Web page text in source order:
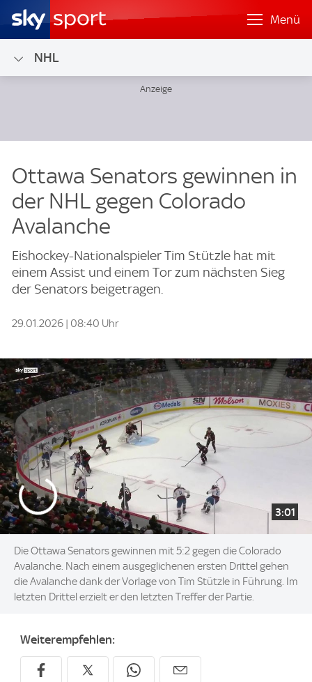
Menü
NHL
Ottawa Senators gewinnen in
der NHL gegen Colorado
Avalanche
Eishockey-Nationalspieler Tim Stützle hat mit
einem Assist und einem Tor zum nächsten Sieg
der Senators beigetragen.
29.01.2026 | 08:40 Uhr
3:01
Die Ottawa Senators gewinnen mit 5:2 gegen die Colorado
Avalanche. Nach einem ausgeglichenen ersten Drittel gehen
die Avalanche dank der Vorlage von Tim Stützle in Führung. Im
letzten Drittel erzielt er den letzten Treffer der Partie.
Weiterempfehlen: